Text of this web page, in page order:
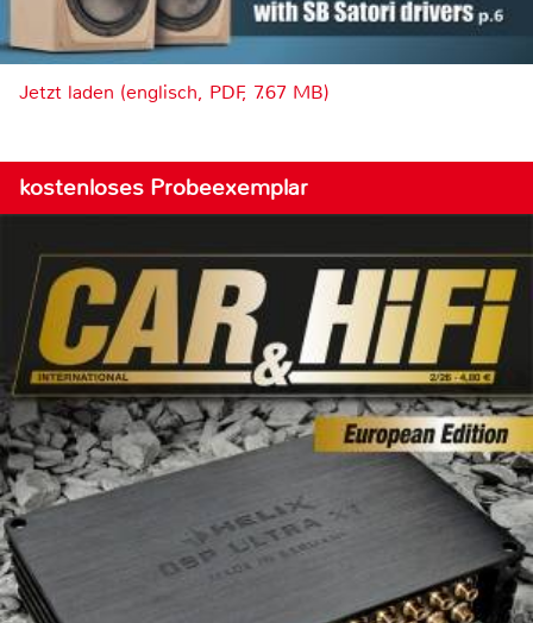
Jetzt laden (englisch, PDF, 7.67 MB)
kostenloses Probeexemplar